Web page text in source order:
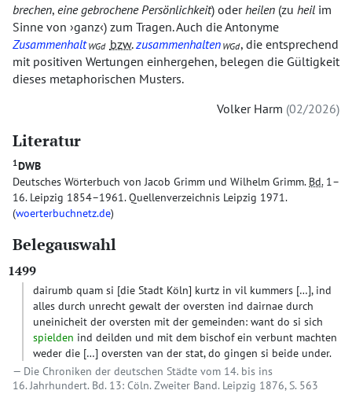
brechen, eine gebrochene Persönlichkeit) oderheilen (zu heil im
Sinne von ganz ) zum Tragen. Auch die Antonyme
Zusammenhalt WGd bzw. zusammenhalten WGd, die entsprechend
mit positiven Wertungen einhergehen, belegen die Gültigkeit
dieses metaphorischen Musters.
Volker Harm 02/2026
Literatur
1 DWB
Deutsches Wörterbuch von Jacob Grimm und Wilhelm Grimm. Bd.1–
16. Leipzig 1854–1961. Quellenverzeichnis Leipzig 1971.
(woerterbuchnetz.de)
Belegauswahl
1499
dairumb quam si [die Stadt Köln] kurtz in vil kummers […], ind
alles durch unrecht gewalt der oversten ind dairnae durch
uneinicheit der oversten mit der gemeinden: want do si sich
spielden ind deilden und mit dem bischof ein verbunt machten
weder die […] oversten van der stat, do gingen si beide under.
Die Chroniken der deutschen Städte vom 14. bis ins
16. Jahrhundert. Bd. 13: Cöln. Zweiter Band. Leipzig 1876, S. 563